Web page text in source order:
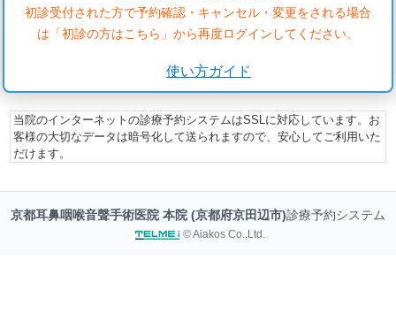
初診受付された方で予約確認・キャンセル・変更をされる場合
は「初診の方はこちら」から再度ログインしてください。
使い方ガイド
当院のインターネットの診療予約システムはSSLに対応しています。お
客様の大切なデータは暗号化して送られますので、安心してご利用いた
だけます。
京都耳鼻咽喉音聲手術医院 本院 (京都府京田辺市)診療予約システム
© Aiakos Co.,Ltd.